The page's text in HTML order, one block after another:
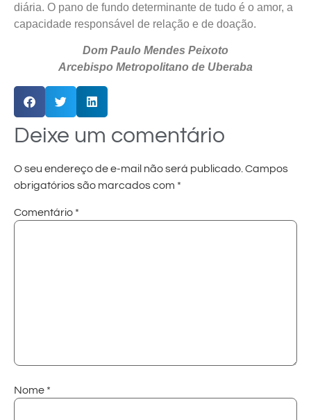
diária. O pano de fundo determinante de tudo é o amor, a
capacidade responsável de relação e de doação.
Dom Paulo Mendes Peixoto
Arcebispo Metropolitano de Uberaba
Deixe um comentário
O seu endereço de e-mail não será publicado. Campos
obrigatórios são marcados com *
Comentário *
Nome *